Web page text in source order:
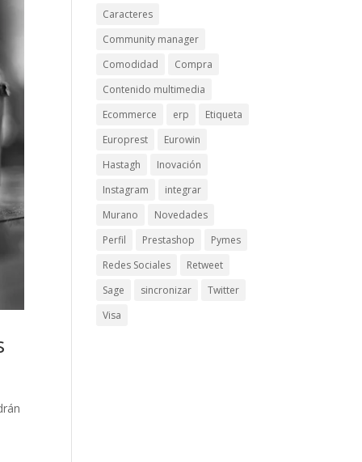
Caracteres
Community manager
Comodidad
Compra
Contenido multimedia
Ecommerce
erp
Etiqueta
Europrest
Eurowin
Hastagh
Inovación
Instagram
integrar
Murano
Novedades
Perfil
Prestashop
Pymes
Redes Sociales
Retweet
Sage
sincronizar
Twitter
Visa